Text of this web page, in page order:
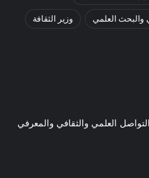
والبحث العلمي وزير الثقافة
العلمي والثقافي والمعرفي